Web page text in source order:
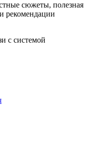
сюжеты, полезная
рекомендации
с системой